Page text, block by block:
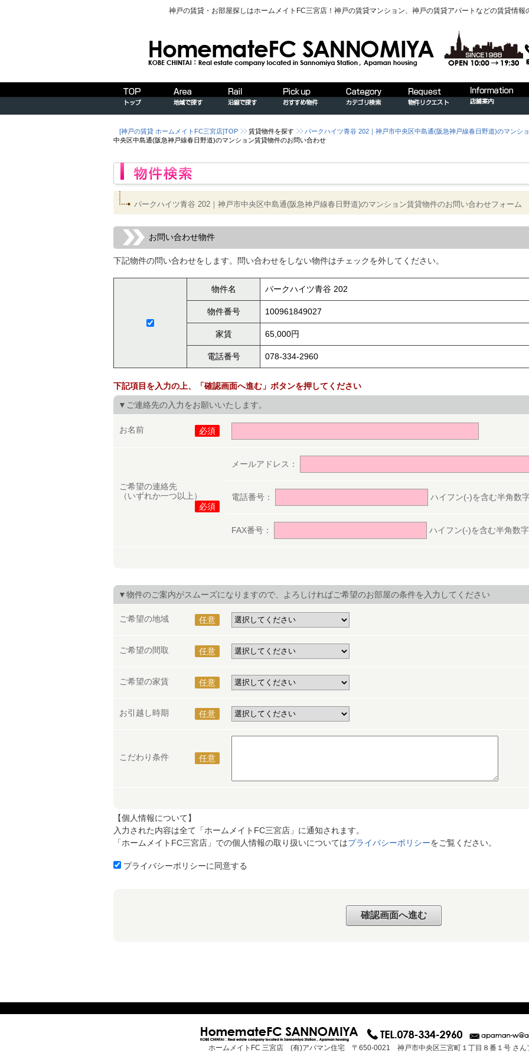
神戸の賃貸・お部屋探しはホームメイトFC三宮店！神戸の賃貸マンション、神戸の賃貸アパートなどの賃貸情報
[神戸の賃貸 ホームメイトFC三宮店]TOP 賃貸物件を探す パークハイツ青谷 202｜神戸市中央区中島通(阪急神戸線春日野道)のマンシ
中央区中島通(阪急神戸線春日野道)のマンション賃貸物件のお問い合わせ
パークハイツ青谷 202｜神戸市中央区中島通(阪急神戸線春日野道)のマンション賃貸物件のお問い合わせフォーム
お問い合わせ物件
下記物件の問い合わせをします。問い合わせをしない物件はチェックを外してください。
物件名 パークハイツ青谷 202
物件番号 100961849027
家賃 65,000円
電話番号 078-334-2960
下記項目を入力の上、「確認画面へ進む」ボタンを押してください
▼ご連絡先の入力をお願いいたします。
お名前 必須
ご希望の連絡先
（いずれか一つ以上）
必須
メールアドレス：
電話番号： ハイフン(-)を含む半角数
FAX番号： ハイフン(-)を含む半角数
▼物件のご案内がスムーズになりますので、よろしければご希望のお部屋の条件を入力してください
ご希望の地域 任意
ご希望の間取 任意
ご希望の家賃 任意
お引越し時期 任意
こだわり条件 任意
【個人情報について】
入力された内容は全て「ホームメイトFC三宮店」に通知されます。
「ホームメイトFC三宮店」での個人情報の取り扱いについてはプライバシーポリシーをご覧ください。
プライバシーポリシーに同意する
ホームメイトFC 三宮店 (有)アパマン住宅 〒650-0021 神戸市中央区三宮町１丁目８番１号 さん